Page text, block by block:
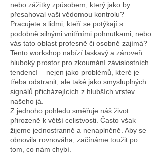
nebo zážitky způsobem, který jako by
přesahoval vaši vědomou kontrolu?
Pracujete s lidmi, kteří se potýkají s
podobně silnými vnitřními pohnutkami, nebo
vás tato oblast profesně či osobně zajímá?
Tento workshop nabízí laskavý a zároveň
hluboký prostor pro zkoumání závislostních
tendencí – nejen jako problémů, které je
třeba odstranit, ale také jako smysluplných
signálů přicházejících z hlubších vrstev
našeho já.
Z jednoho pohledu směřuje náš život
přirozeně k větší celistvosti. Často však
žijeme jednostranně a nenaplněně. Aby se
obnovila rovnováha, začínáme toužit po
tom, co nám chybí.